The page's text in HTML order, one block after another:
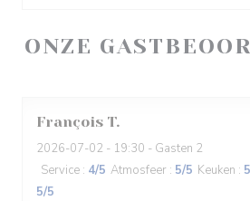
ONZE
François T
2026-07-02 - 19:30 - Gasten 2
Service : 4/5 Atmosfeer : 5/5 Keuken : 5
5/5